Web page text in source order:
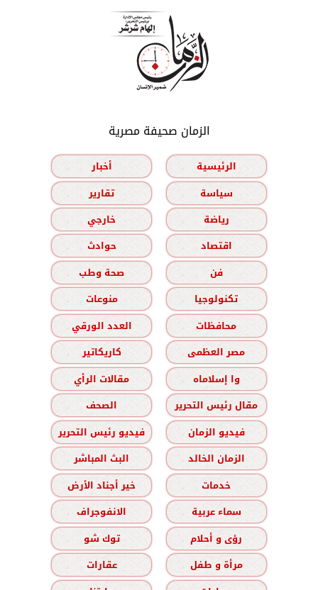
الزمان صحيفة مصرية
الرئيسية
أخبار
سياسة
تقارير
رياضة
خارجي
اقتصاد
حوادث
فن
صحة وطب
تكنولوجيا
منوعات
محافظات
العدد الورقي
مصر العظمى
كاريكاتير
وا إسلاماه
مقالات الرأي
مقال رئيس التحرير
الصحف
فيديو الزمان
فيديو رئيس التحرير
الزمان الخالد
البث المباشر
خدمات
خير أجناد الأرض
سماء عربية
الانفوجراف
رؤى و أحلام
توك شو
مرأة و طفل
عقارات